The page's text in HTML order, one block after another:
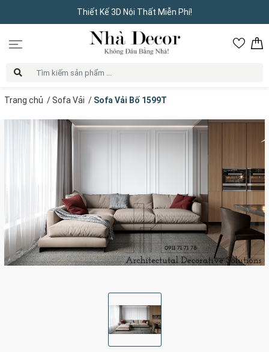
Thiết Kế 3D Nội Thất Miễn Phí!
Trang chủ /Sofa Vải / Sofa Vải Bố 1599T